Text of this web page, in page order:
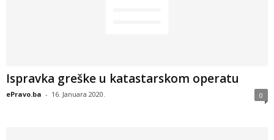
Ispravka greške u katastarskom operatu
ePravo.ba - 16. Januara 2020. 0